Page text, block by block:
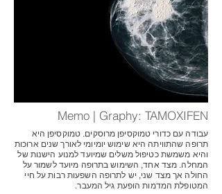
Memo | Graphy: TAMOXIFEN
עבודה עם כדורי טמוקסיפן מרוסקים. טמוקסיפן היא
תרופה שהתוויתה היא שימוש יומיומי לאורך שנים ארוכות
והיא משמשת כטיפול משלים שמיועד למנוע הישנות של
המחלה. מצד אחד, השימוש בתרופה מיועד לשמור על
החולה אך מצד שני, יש לתרופה השפעות רבות על חיי
המטופלת המדמות הופעת גיל המעבר.